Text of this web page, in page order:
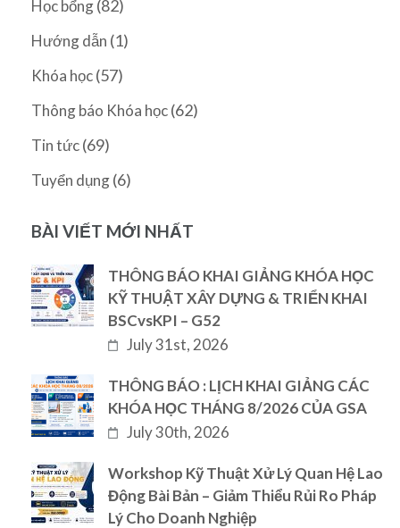
Học bổng(82)
Hướng dẫn (1)
Khóa học(57)
Thông báo Khóa học(62)
Tin tức(69)
Tuyển dụng(6)
BÀI VIẾT MỚI NHẤT
THÔNG BÁO KHAI GIẢNG KHÓA HỌC
KỸ THUẬT XÂY DỰNG & TRIỂN KHAI
BSCvsKPI – G52
July 31st, 2026
THÔNG BÁO : LỊCH KHAI GIẢNG CÁC
KHÓA HỌC THÁNG 8/2026 CỦA GSA
July 30th, 2026
Workshop Kỹ Thuật Xử Lý Quan Hệ Lao
Động Bài Bản – Giảm Thiểu Rủi Ro Pháp
Lý Cho Doanh Nghiệp